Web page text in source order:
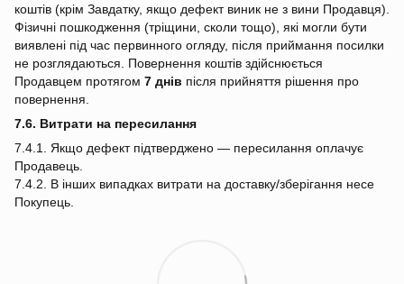
коштів (крім Завдатку, якщо дефект виник не з вини Продавця).
Фізичні пошкодження (тріщини, сколи тощо), які могли бути
виявлені під час первинного огляду, після приймання посилки
не розглядаються. Повернення коштів здійснюється
Продавцем протягом 7 днів після прийняття рішення про
повернення.
7.6. Витрати на пересилання
7.4.1. Якщо дефект підтверджено — пересилання оплачує
Продавець.
7.4.2. В інших випадках витрати на доставку/зберігання несе
Покупець.